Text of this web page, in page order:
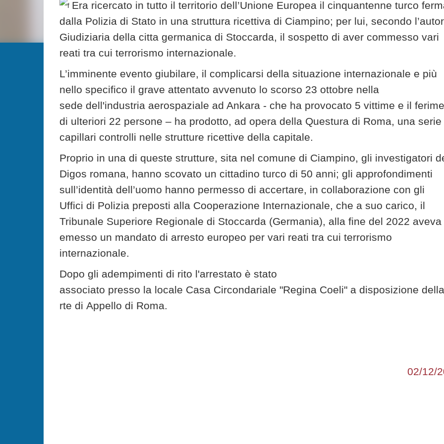
Era ricercato in tutto il territorio dell’Unione Europea il cinquantenne turco
dalla Polizia di Stato in una struttura ricettiva di Ciampino; per lui, secondo
Giudiziaria della citta germanica di Stoccarda, il sospetto di aver commesso vari
reati tra cui terrorismo internazionale.
L’imminente evento giubilare, il complicarsi della situazione internazionale e più
nello specifico il grave attentato avvenuto lo scorso 23 ottobre nella
sede dell'industria aerospaziale ad Ankara - che ha provocato 5 vittime e il
di ulteriori 22 persone – ha prodotto, ad opera della Questura di Roma, una serie
capillari controlli nelle strutture ricettive della capitale.
Proprio in una di queste strutture, sita nel comune di Ciampino, gli investigatori
Digos romana, hanno scovato un cittadino turco di 50 anni; gli approfondimenti
sull’identità dell’uomo hanno permesso di accertare, in collaborazione con gli
Uffici di Polizia preposti alla Cooperazione Internazionale, che a suo carico, il
Tribunale Superiore Regionale di Stoccarda (Germania), alla fine del 2022 aveva
emesso un mandato di arresto europeo per vari reati tra cui terrorismo
internazionale.
Dopo gli adempimenti di rito l'arrestato è stato
associato presso la locale Casa Circondariale "Regina Coeli" a disposizione
rte di Appello di Roma.
02/12/